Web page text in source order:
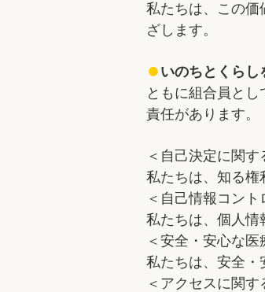
私たちは、この価
ざします。
いのちとくらし
ともに組合員と
責任があります。
＜自己決定に関す
私たちは、知る権
＜自己情報コント
私たちは、個人情
＜安全・安心な
私たちは、安全・
＜アクセスに関す